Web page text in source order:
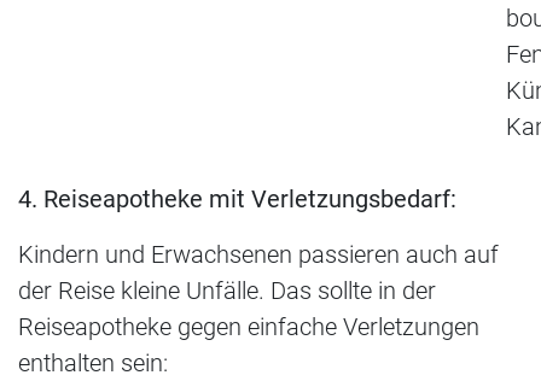
4. Reiseapotheke mit Verletzungsbedarf:
Kindern und Erwachsenen passieren auch auf
der Reise kleine Unfälle. Das sollte in der
Reiseapotheke gegen einfache Verletzungen
enthalten sein: